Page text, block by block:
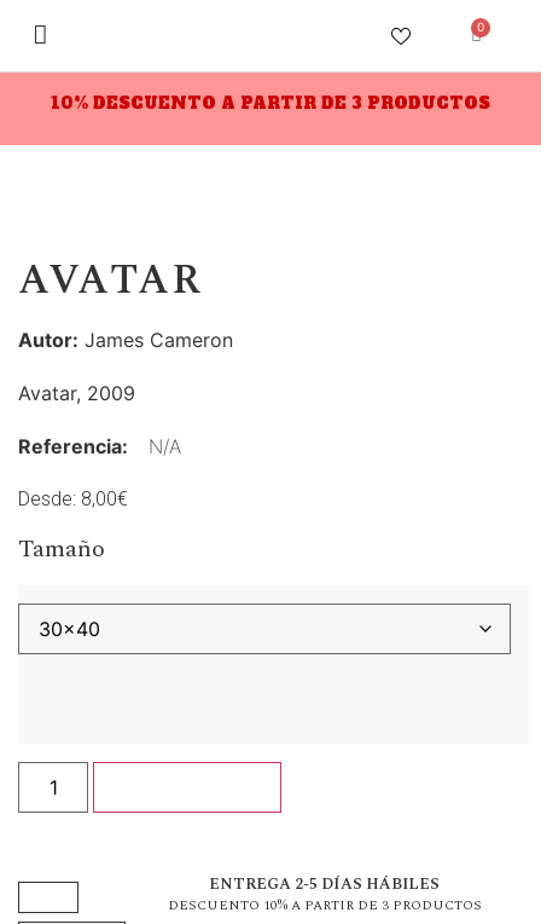
0
10% DESCUENTO A PARTIR DE 3 PRODUCTOS
AVATAR
Autor: James Cameron
Avatar, 2009
Referencia: N/A
Desde: 8,00€
Tamaño
ENTREGA 2-5 DÍAS HÁBILES
DESCUENTO 10% A PARTIR DE 3 PRODUCTOS